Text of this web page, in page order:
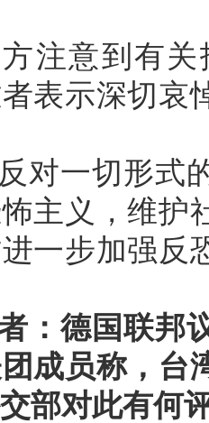
注意到有
表示深切哀
对一切形式
主义，维护
一步加强反
：德国联邦
成员称，台
部对此有何